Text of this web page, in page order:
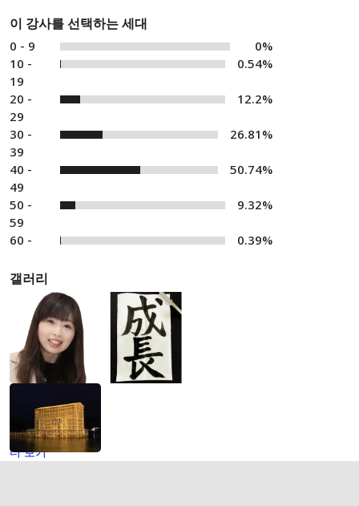
이 강사를 선택하는 세대
0 - 9
0%
10 -
19
0.54%
20 -
29
12.2%
30 -
39
26.81%
40 -
49
50.74%
50 -
59
9.32%
60 - 0.39%
갤러리
더 보기